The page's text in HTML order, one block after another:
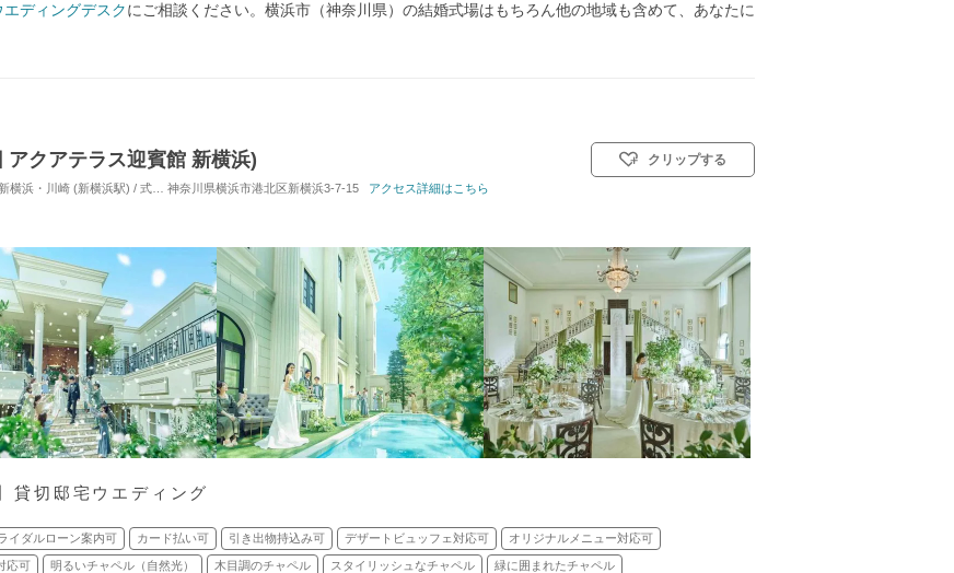
ディングデスクにご相談ください。横浜市（神奈川県）の結婚式場はもちろん他の地域も含めて、あなたに
クアテラス迎賓館 新横浜)
崎 (新横浜駅) / 式場・ゲストハウス 対応人数: 着席：10名 ～ 122名 挙式スタイル: 教会式(キリスト教式)／人前式
神奈川県横浜市港北区新横浜3-7-15 アクセス詳細はこちら
クリップする
貸切邸宅ウエディング
イダルローン案内可 カード払い可 引き出物持込み可 デザートビュッフェ対応可 オリジナルメニュー対応可
応可 明るいチャペル（自然光） 木目調のチャペル スタイリッシュなチャペル 緑に囲まれたチャペル